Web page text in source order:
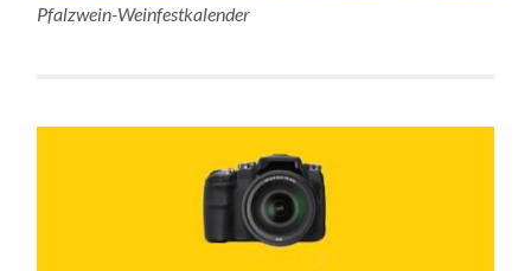
Pfalzwein-Weinfestkalender